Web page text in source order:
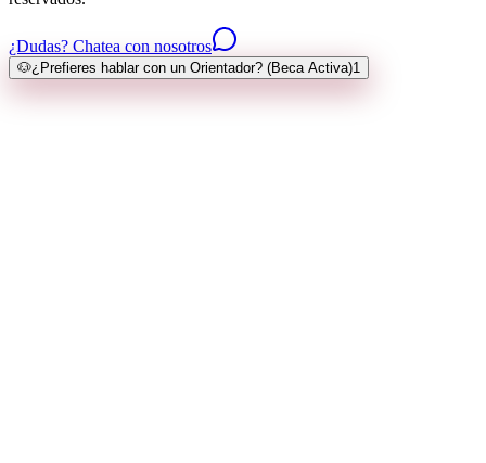
¿Dudas? Chatea con nosotros
🐶¿Prefieres hablar con un Orientador? (Beca Activa)1